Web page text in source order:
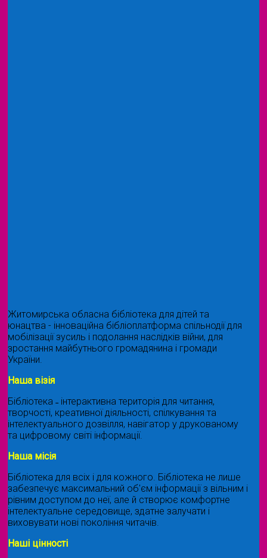
Житомирська обласна бібліотека для дітей та
юнацтва - інноваційна бібліоплатформа спільнодії для
мобілізації зусиль і подолання наслідків війни, для
зростання майбутнього громадянина і громади
України.
Наша візія
Бібліотека ˗ інтерактивна територія для читання,
творчості, креативної діяльності, спілкування та
інтелектуального дозвілля, навігатор у друкованому
та цифровому світі інформації.
Наша місія
Бібліотека для всіх і для кожного. Бібліотека не лише
забезпечує максимальний об'єм інформації з вільним і
рівним доступом до неї, але й створює комфортне
інтелектуальне середовище, здатне залучати і
виховувати нові покоління читачів.
Наші цінності